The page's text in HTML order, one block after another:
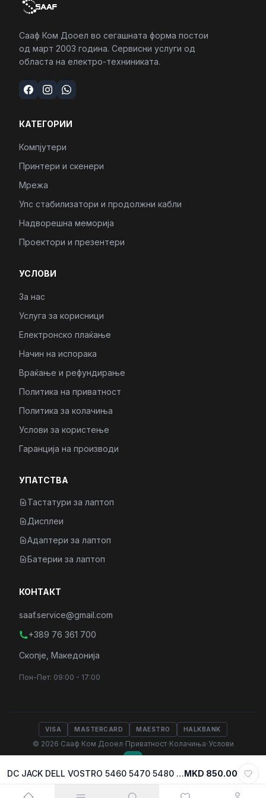
DC JACK DELL VOSTRO 5460 5470 5480 5560MKD 850.00
Сааф Ком Дооел во сегашната форма постои
од март 2003 година. Сервисни услуги од
областа на електро-техниниката.
КАТЕГОРИИ
Компјутери
Принтери и скенери
Мрежа
Упс стабилизатори и продолжни кабли
Надворешна меморија
Проектори и презентери
УСЛОВИ
За нас
Услуга за корисници
Електронско плаќање
Начин на испорака
Враќање и рефундирање
Политика на приватност
Политика за колачиња
Услови за користење
Гаранција на производи
УПАТСТВА
Тастатури за лаптоп
Дисплеи
Адаптери за лаптоп
Батерии за лаптоп
КОНТАКТ
saaf.service@gmail.com
+389 76 361 700
Скопје, Македонија
Пон-Пет: 09:00 - 17:00
VISA MASTERCARD MAESTRO HALKBANK
© 2026 Сааф Ком Дооел·Приватност·Колачиња·Услови